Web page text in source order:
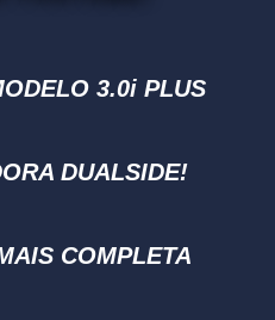
3.0i PLUS
DUALSIDE!
COMPLETA